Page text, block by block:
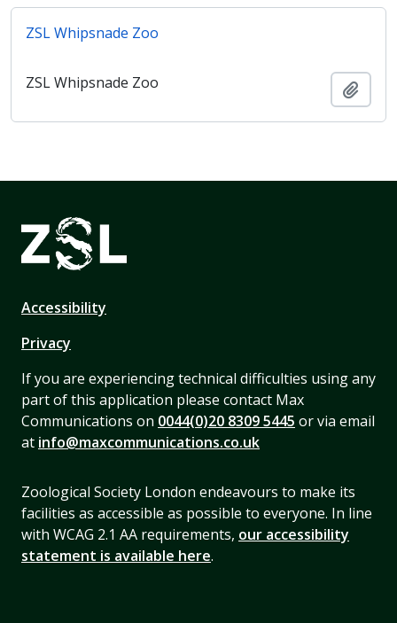
ZSL Whipsnade Zoo
ZSL Whipsnade Zoo
Accessibility
Privacy
If you are experiencing technical difficulties using any
part of this application please contact Max
Communications on 0044(0)20 8309 5445 or via email
at info@maxcommunications.co.uk
Zoological Society London endeavours to make its
facilities as accessible as possible to everyone. In line
with WCAG 2.1 AA requirements, our accessibility
statement is available here.